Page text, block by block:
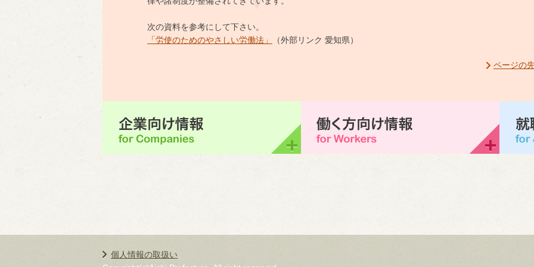
次の資料を参考にして下さい。
「労使のためのやさしい労働法」
（外部リンク 愛知県）
ページの
個人情報の取扱い